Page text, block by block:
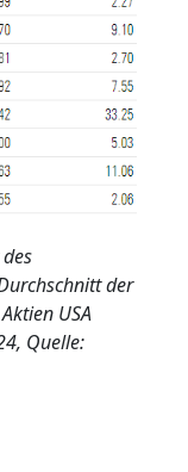
der
USA
Quelle: